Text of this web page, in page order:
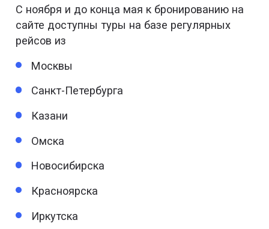
С ноября и до конца мая к бронированию на
сайте доступны туры на базе регулярных
рейсов из
Москвы
Санкт-Петербурга
Казани
Омска
Новосибирска
Красноярска
Иркутска